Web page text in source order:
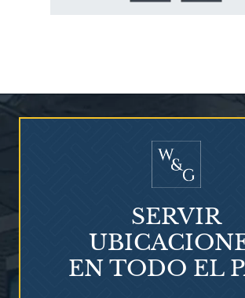
¿Quién corre el riesgo de
SERVIR
EN TODO EL